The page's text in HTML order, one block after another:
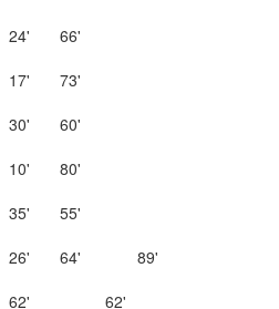
24'
66'
17'
73'
30'
60'
10'
80'
35'
55'
26' 64'
89'
62'
62'